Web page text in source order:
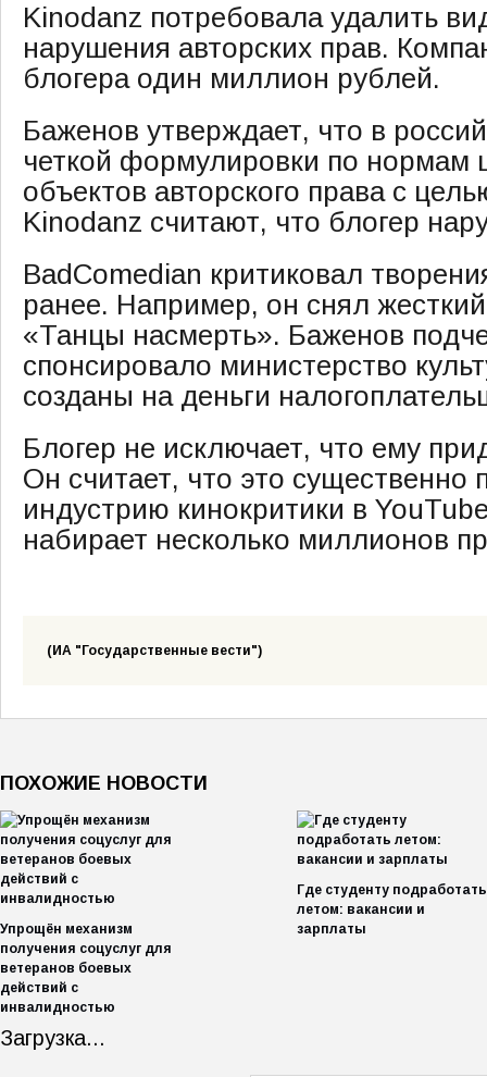
Kinodanz потребовала удалить
нарушения авторских прав.
блогера один миллион рублей.
Баженов утверждает, что в
четкой формулировки по нормам
объектов авторского права с
Kinodanz считают, что блогер
BadComedian критиковал
ранее. Например, он снял
«Танцы насмерть». Баженов
спонсировало министерство
созданы на деньги
Блогер не исключает, что ему
Он считает, что это существенно
индустрию кинокритики в
набирает несколько миллионов
(ИА "Государственные вести")
ПОХОЖИЕ НОВОСТИ
Упрощён механизм
получения соцуслуг для
ветеранов боевых
действий с
инвалидностью
Где студенту подработать
летом: вакансии и
зарплаты
Загрузка...